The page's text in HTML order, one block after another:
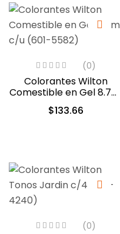
(0)
Colorantes Wilton
Comestible en Gel 8.7ml
c/u (601-5582)
$133.66
(0)